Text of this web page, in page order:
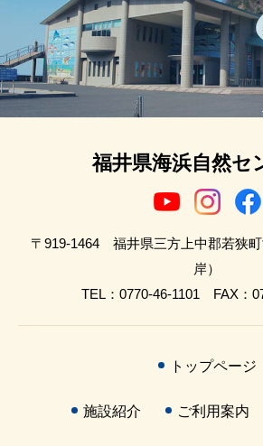
福井県海浜自然セ
〒919-1464 福井県三方上中郡若狭
岸）
TEL：0770-46-1101 FAX：
トップページ
施設紹介 ご利用案内